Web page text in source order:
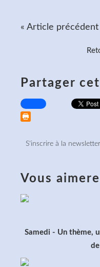
« Article précédent
Partager
S'inscrire à la newsletter
Vous
Samedi - Un thème,